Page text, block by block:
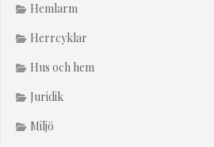
Hemlarm
Herrcyklar
Hus och hem
Juridik
Miljö